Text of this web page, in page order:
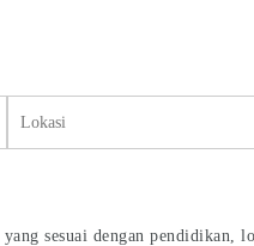
sesuai dengan pendidikan,